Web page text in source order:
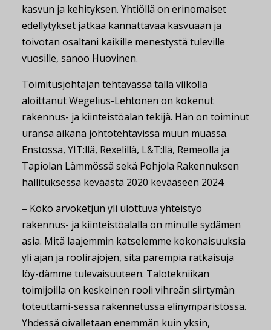
kasvun ja kehityksen. Yhtiöllä on erinomaiset
edellytykset jatkaa kannattavaa kasvuaan ja
toivotan osaltani kaikille menestystä tuleville
vuosille, sanoo Huovinen.
Toimitusjohtajan tehtävässä tällä viikolla
aloittanut Wegelius-Lehtonen on kokenut
rakennus- ja kiinteistöalan tekijä. Hän on toiminut
uransa aikana johtotehtävissä muun muassa.
Enstossa, YIT:llä, Rexelillä, L&T:llä, Remeolla ja
Tapiolan Lämmössä sekä Pohjola Rakennuksen
hallituksessa keväästä 2020 kevääseen 2024.
– Koko arvoketjun yli ulottuva yhteistyö
rakennus- ja kiinteistöalalla on minulle sydämen
asia. Mitä laajemmin katselemme kokonaisuuksia
yli ajan ja roolirajojen, sitä parempia ratkaisuja
löy-dämme tulevaisuuteen. Talotekniikan
toimijoilla on keskeinen rooli vihreän siirtymän
toteuttami-sessa rakennetussa elinympäristössä.
Yhdessä oivalletaan enemmän kuin yksin,